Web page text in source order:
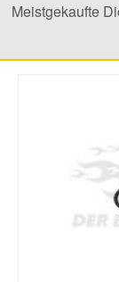
Meistgekaufte
Mitsubishi
Nissan